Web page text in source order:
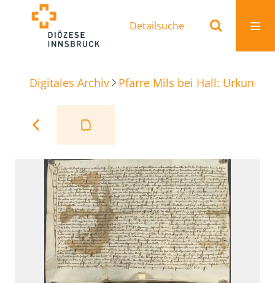
Detailsuche
Digitales Archiv Pfarre Mils bei Hall: Urkunden